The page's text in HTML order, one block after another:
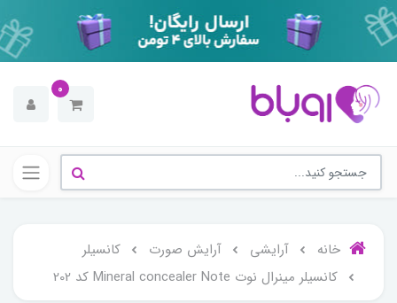
0
خانه آرایشی آرایش صورت
کانسیلر
کانسیلر مینرال نوت Mineral concealer Note کد 202